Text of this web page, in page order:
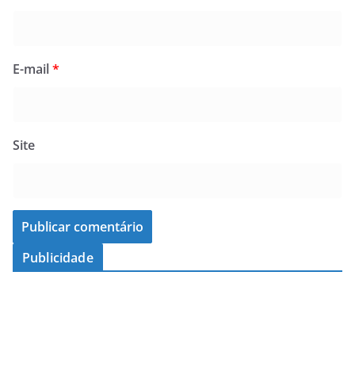
E-mail*
Site
Publicidade